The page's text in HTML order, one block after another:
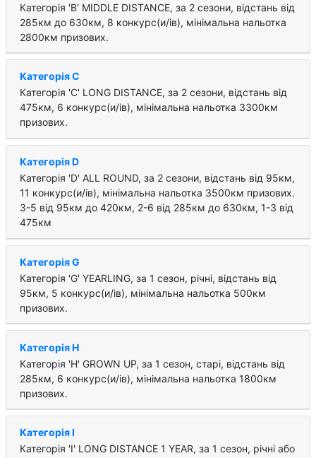
Категорія 'B' MIDDLE DISTANCE, за 2 cезони, відстань від
285км до 630км, 8 конкурс(и/ів), мінімальна нальотка
2800км призових.
Категорія C
Категорія 'C' LONG DISTANCE, за 2 cезони, відстань від
475км, 6 конкурс(и/ів), мінімальна нальотка 3300км
призових.
Категорія D
Категорія 'D' ALL ROUND, за 2 cезони, відстань від 95км,
11 конкурс(и/ів), мінімальна нальотка 3500км призових.
3-5 від 95км до 420км, 2-6 від 285км до 630км, 1-3 від
475км
Категорія G
Категорія 'G' YEARLING, за 1 cезон, річні, відстань від
95км, 5 конкурс(и/ів), мінімальна нальотка 500км
призових.
Категорія H
Категорія 'H' GROWN UP, за 1 cезон, старі, відстань від
285км, 6 конкурс(и/ів), мінімальна нальотка 1800км
призових.
Категорія I
Категорія 'I' LONG DISTANCE 1 YEAR, за 1 cезон, річні або